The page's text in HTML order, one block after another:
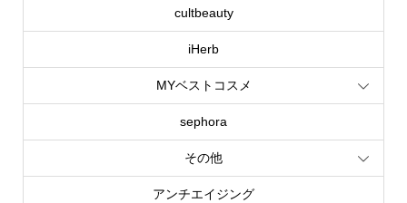
cultbeauty
iHerb
MYベストコスメ
sephora
その他
アンチエイジング